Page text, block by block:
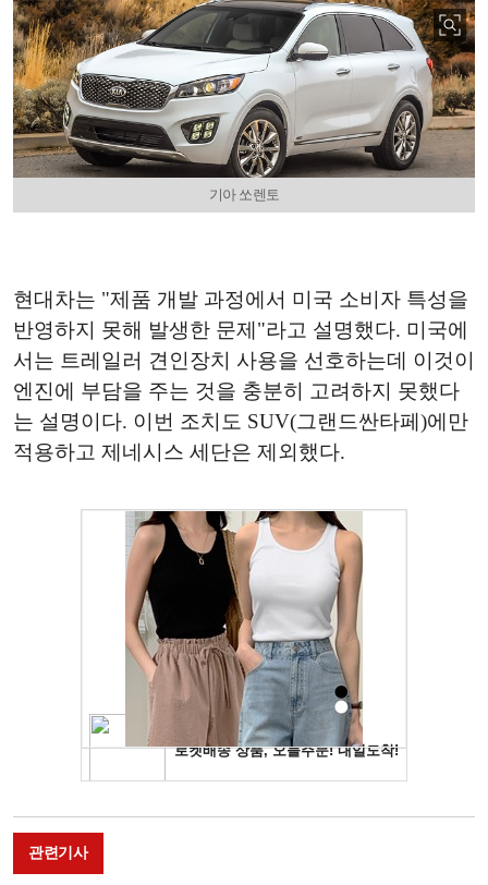
기아 쏘렌토
현대차는 "제품 개발 과정에서 미국 소비자 특성을
반영하지 못해 발생한 문제"라고 설명했다. 미국에
서는 트레일러 견인장치 사용을 선호하는데 이것이
엔진에 부담을 주는 것을 충분히 고려하지 못했다
는 설명이다. 이번 조치도 SUV(그랜드싼타페)에만
적용하고 제네시스 세단은 제외했다.
관련기사